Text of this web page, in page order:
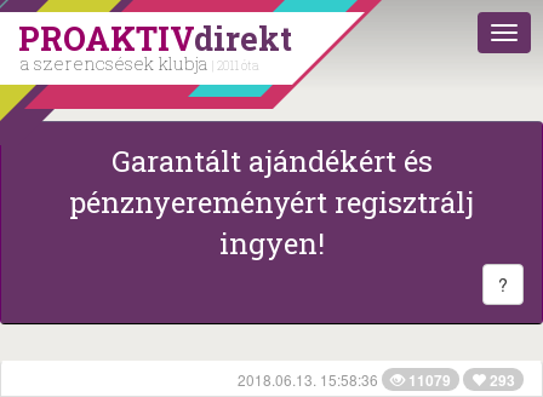
PROAKTIVdirekt
a szerencsések klubja | 2011 óta
Garantált ajándékért és
pénznyereményért regisztrálj
ingyen!
?
2018.06.13. 15:58:36 11079 293